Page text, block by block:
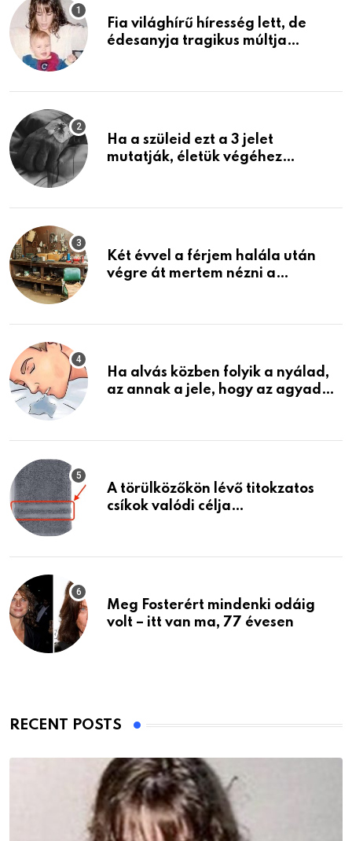
Fia világhírű híresség lett, de
édesanyja tragikus múltja
Ha a szüleid ezt a 3 jelet
mutatják, életük végéhez
Két évvel a férjem halála után
végre át mertem nézni a
életemet
Ha alvás közben folyik a nyálad,
az annak a jele, hogy az agyad…
A törülközőkön lévő titokzatos
csíkok valódi célja…
Meg Fosterért mindenki odáig
volt – itt van ma, 77 évesen
RECENT POSTS